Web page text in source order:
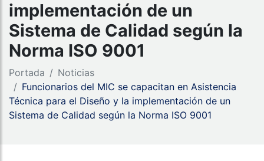
implementación de un
Sistema de Calidad según la
Norma ISO 9001
Portada
Noticias
Funcionarios del MIC se capacitan en Asistencia
Técnica para el Diseño y la implementación de un
Sistema de Calidad según la Norma ISO 9001